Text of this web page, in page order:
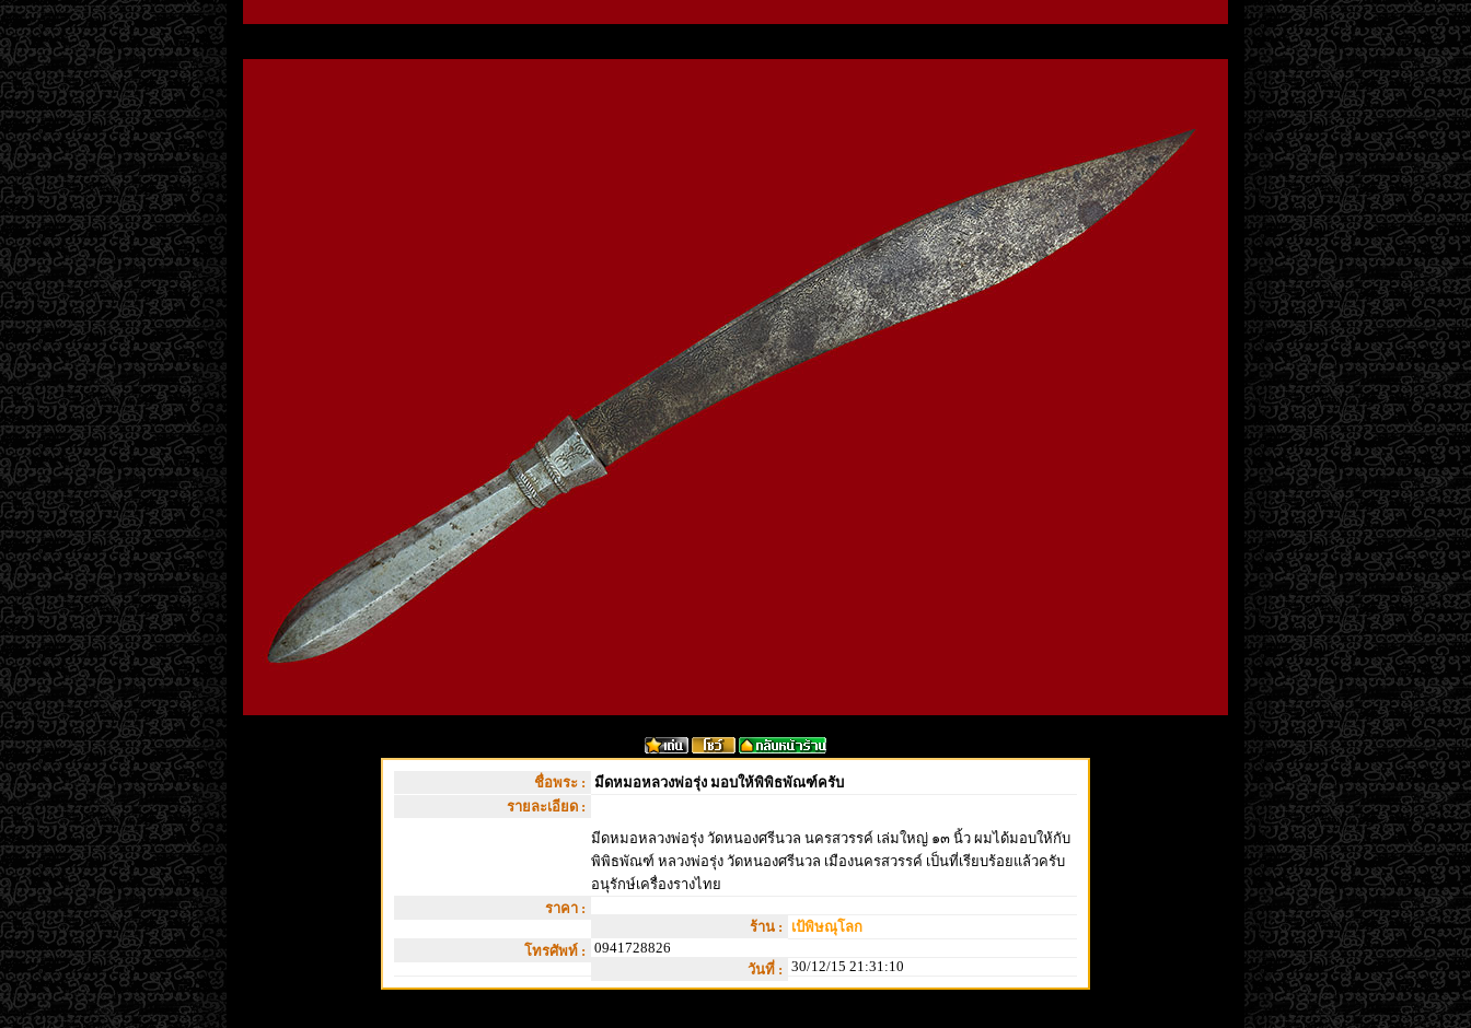
ชื่อพระ : มีดหมอหลวงพ่อรุ่ง มอบให้พิพิธพัณฑ์ครับ
รายละเอียด :
มีดหมอหลวงพ่อรุ่ง วัดหนองศรีนวล นครสวรรค์ เล่มใหญ่ ๑๓ นิ้ว ผมได้มอบให้กับ
พิพิธพัณฑ์ หลวงพ่อรุ่ง วัดหนองศรีนวล เมืองนครสวรรค์ เป็นที่เรียบร้อยแล้วครับ
อนุรักษ์เครื่องรางไทย
ราคา :
ร้าน :
เป้พิษณุโลก
โทรศัพท์ : 0941728826
วันที่ : 30/12/15 21:31:10